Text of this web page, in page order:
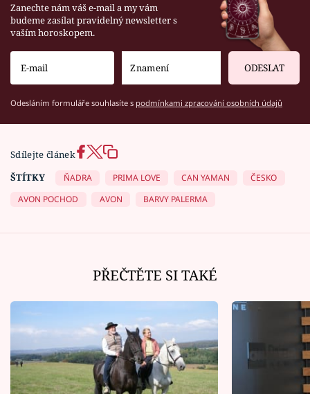
Zanechte nám váš e-mail a my vám
budeme zasílat pravidelný newsletter s
vaším horoskopem.
ODESLAT
Odesláním formuláře souhlasíte s podmínkami zpracování osobních údajů
Sdílejte článek
ŠTÍTKY
ŇADRA PRIMA LOVE CAN YAMAN
ČESKO
AVON POCHOD
AVON BARVY PALERMA
PŘEČTĚTE SI TAKÉ